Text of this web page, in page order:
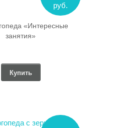
руб.
«Интересные
занятия»
Купить